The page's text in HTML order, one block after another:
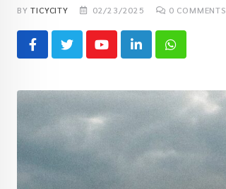
BYTICYCITY 02/23/2025 0 COMMENTS